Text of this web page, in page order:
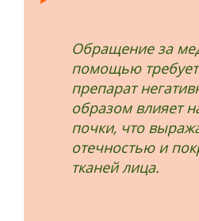
Обращение за
помощью
препарат
образом влияет
почки, что
отечностью и
тканей лица.